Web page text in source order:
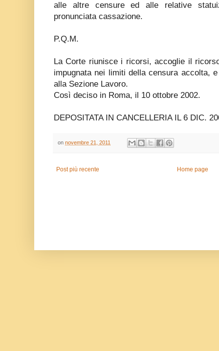
alle altre censure ed alle relative
pronunciata cassazione.
P.Q.M.
La Corte riunisce i ricorsi, accoglie il
impugnata nei limiti della censura accolta,
alla Sezione Lavoro.
Così deciso in Roma, il 10 ottobre 2002.
DEPOSITATA IN CANCELLERIA IL 6 DIC.
on novembre 21, 2011
Post più recente Home page